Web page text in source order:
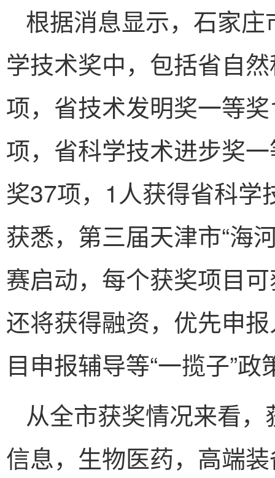
根据消息显示，石家
学技术奖中，包括省自
项，省技术发明奖一等
项，省科学技术进步奖
奖37项，1人获得省科
获悉，第三届天津市“海
赛启动，每个获奖项目
还将获得融资，优先申
目申报辅导等“一揽子”政
从全市获奖情况来看
信息，生物医药，高端